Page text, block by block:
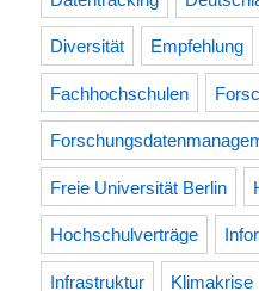
Diversität Empfehlung
Fachhochschulen
Freie Universität Berlin
Hochschulverträge
Infrastruktur Klimakrise